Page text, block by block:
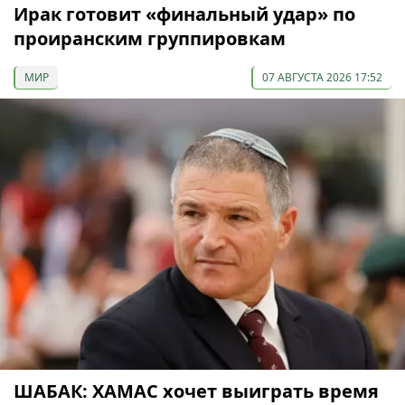
Ирак готовит «финальный удар» по
проиранским группировкам
МИР 07 АВГУСТА 2026 17:52
ШАБАК: ХАМАС хочет выиграть время